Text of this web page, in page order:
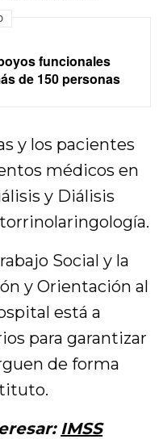
funcionales
de 150 personas
y los pacientes
médicos en
y Diálisis
Social y la
y Orientación al
está a
para garantizar
de forma
IMSS